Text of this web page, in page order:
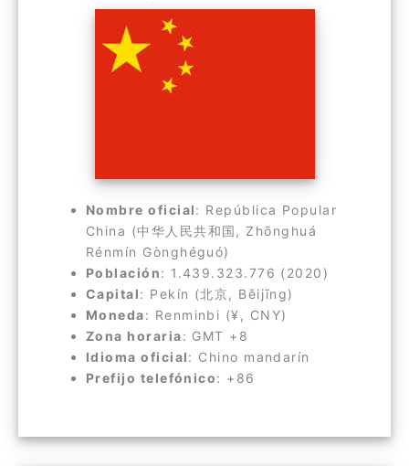
Nombre oficial: República Popular
China (中华人民共和国, Zhōnghuá
Rénmín Gònghéguó)
Población: 1.439.323.776 (2020)
Capital: Pekín (北京, Běijīng)
Moneda: Renminbi (¥, CNY)
Zona horaria: GMT +8
Idioma oficial: Chino mandarín
Prefijo telefónico: +86